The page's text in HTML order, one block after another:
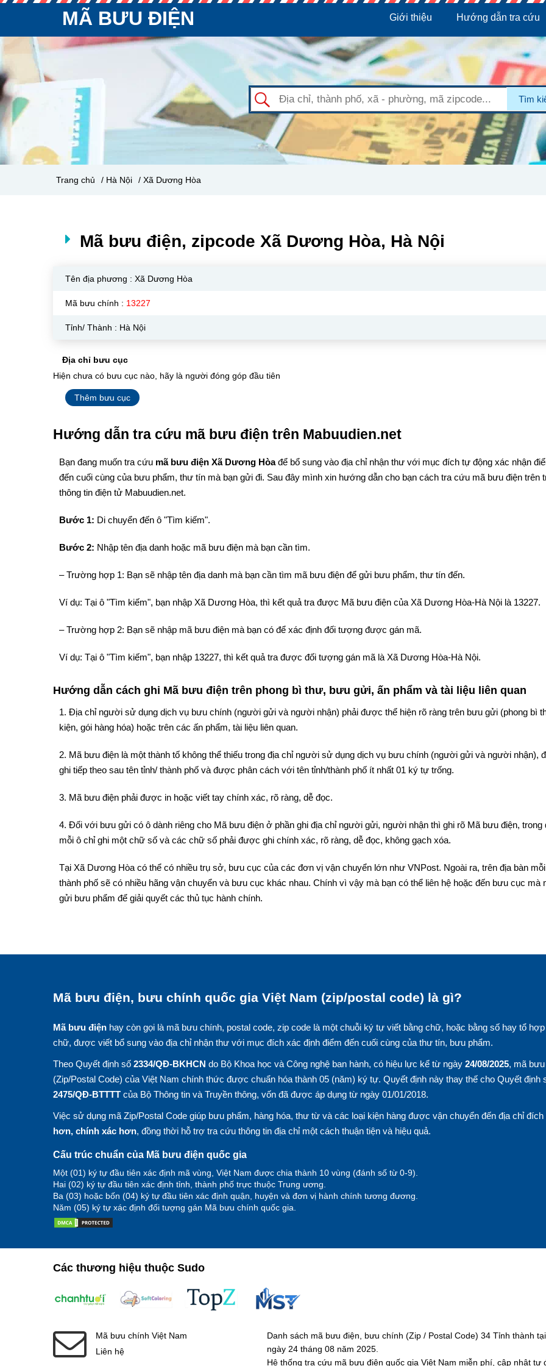
MÃ BƯU ĐIỆN Giới thiệu Hướng dẫn tra cứu
Tìm
Trang chủ / Hà Nội / Xã Dương Hòa
Mã bưu điện, zipcode Xã Dương Hòa, Hà Nội
Tên địa phương : Xã Dương Hòa
Mã bưu chính : 13227
Tỉnh/ Thành : Hà Nội
Địa chỉ bưu cục
Hiện chưa có bưu cục nào, hãy là người đóng góp đầu tiên
Thêm bưu cục
Hướng dẫn tra cứu mã bưu điện trên Mabuudien.net
Bạn đang muốn tra cứu mã bưu điện Xã Dương Hòađể bổ sung vào địa chỉ nhận thư với mục đích tự động xác nhận
đến cuối cùng của bưu phẩm, thư tín mà bạn gửi đi. Sau đây mình xin hướng dẫn cho bạn cách tra cứu mã bưu điện trên
thông tin điện tử Mabuudien.net.
Bước 1: Di chuyển đến ô "Tìm kiếm".
Bước 2: Nhập tên địa danh hoặc mã bưu điện mà bạn cần tìm.
– Trường hợp 1: Bạn sẽ nhập tên địa danh mà bạn cần tìm mã bưu điện để gửi bưu phẩm, thư tín đến.
Ví dụ: Tại ô "Tìm kiếm", bạn nhập Xã Dương Hòa, thì kết quả tra được Mã bưu điện của Xã Dương Hòa-Hà Nội là 13227.
– Trường hợp 2: Bạn sẽ nhập mã bưu điện mà bạn có để xác định đối tượng được gán mã.
Ví dụ: Tại ô "Tìm kiếm", bạn nhập 13227, thì kết quả tra được đối tượng gán mã là Xã Dương Hòa-Hà Nội.
Hướng dẫn cách ghi Mã bưu điện trên phong bì thư, bưu gửi, ấn phẩm và tài liệu liên quan
1. Địa chỉ người sử dụng dịch vụ bưu chính (người gửi và người nhận) phải được thể hiện rõ ràng trên bưu gửi (phong bì
kiện, gói hàng hóa) hoặc trên các ấn phẩm, tài liệu liên quan.
2. Mã bưu điện là một thành tố không thể thiếu trong địa chỉ người sử dụng dịch vụ bưu chính (người gửi và người nhận),
ghi tiếp theo sau tên tỉnh/ thành phố và được phân cách với tên tỉnh/thành phố ít nhất 01 ký tự trống.
3. Mã bưu điện phải được in hoặc viết tay chính xác, rõ ràng, dễ đọc.
4. Đối với bưu gửi có ô dành riêng cho Mã bưu điện ở phần ghi địa chỉ người gửi, người nhận thì ghi rõ Mã bưu điện, trong
mỗi ô chỉ ghi một chữ số và các chữ số phải được ghi chính xác, rõ ràng, dễ đọc, không gạch xóa.
Tại Xã Dương Hòa có thể có nhiều trụ sở, bưu cục của các đơn vị vận chuyển lớn như VNPost. Ngoài ra, trên địa bàn
thành phố sẽ có nhiều hãng vận chuyển và bưu cục khác nhau. Chính vì vậy mà bạn có thể liên hệ hoặc đến bưu cục mà
gửi bưu phẩm để giải quyết các thủ tục hành chính.
Mã bưu điện, bưu chính quốc gia Việt Nam (zip/postal code) là gì?
Mã bưu điện hay còn gọi là mã bưu chính, postal code, zip code là một chuỗi ký tự viết bằng chữ, hoặc bằng số hay tổ
chữ, được viết bổ sung vào địa chỉ nhận thư với mục đích xác định điểm đến cuối cùng của thư tín, bưu phẩm.
Theo Quyết định số 2334/QĐ-BKHCN do Bộ Khoa học và Công nghệ ban hành, có hiệu lực kể từ ngày 24/08/2025, mã
(Zip/Postal Code) của Việt Nam chính thức được chuẩn hóa thành 05 (năm) ký tự. Quyết định này thay thế cho Quyết định
2475/QĐ-BTTTT của Bộ Thông tin và Truyền thông, vốn đã được áp dụng từ ngày 01/01/2018.
Việc sử dụng mã Zip/Postal Code giúp bưu phẩm, hàng hóa, thư từ và các loại kiện hàng được vận chuyển đến địa chỉ đích
hơn, chính xác hơn, đồng thời hỗ trợ tra cứu thông tin địa chỉ một cách thuận tiện và hiệu quả.
Cấu trúc chuẩn của Mã bưu điện quốc gia
Một (01) ký tự đầu tiên xác định mã vùng, Việt Nam được chia thành 10 vùng (đánh số từ 0-9).
Hai (02) ký tự đầu tiên xác định tỉnh, thành phố trực thuộc Trung ương.
Ba (03) hoặc bốn (04) ký tự đầu tiên xác định quận, huyện và đơn vị hành chính tương đương.
Năm (05) ký tự xác định đối tượng gán Mã bưu chính quốc gia.
Các thương hiệu thuộc Sudo
Mã bưu chính Việt Nam
Liên hệ
Danh sách mã bưu điện, bưu chính (Zip / Postal Code) 34 Tỉnh thành
ngày 24 tháng 08 năm 2025.
Hệ thống tra cứu mã bưu điện quốc gia Việt Nam miễn phí, cập nhật tự